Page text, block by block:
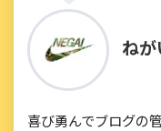
ねが
喜び勇んでブログの